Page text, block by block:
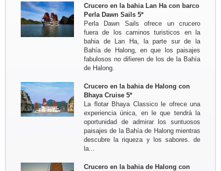
- MaiHich - Pu Luong Retreat -
Pueblo Kho Muong - Pueblo Huou -
Tam Coc - Cat Ba - Isla...
Grupo: Sra Annette DELESTRE y
sus amigos ...
Viaje de Norte a Sur del 17 oct al 30
oct 2017
Resumen: Hanoi - Pueblo Mai Hich -
- Bahia de Halong - Tren nocturno...
Groupo: Sr BRIEUC de Meeus y
Sra Sibylle SMETS
Circuito a medida para descubrir el
sur de Vietnam y el Camboya del 4
marzo al 14 marzo 2017
Bruselas - Saigon - Tay Ninh -
Crucero en la bahia Lan Ha con barco
Perla Dawn Sails 5*
Perla Dawn Sails ofrece un crucero
fuera de los caminos turisticos en la
bahia de Lan Ha, la parte sur de la
Bahía de Halong, en que los paisajes
fabulosos no difieren de los de la Bahía
de Halong.
Crucero en la bahia de Halong con
Bhaya Cruise 5*
La flotar Bhaya Classico le ofrece una
experiencia única, en le que tendrá la
oportunidad de admirar los suntuosos
paisajes de la Bahía de Halong mientras
descubre la riqueza y los sabores. de
la...
Crucero en la bahia de Halong con